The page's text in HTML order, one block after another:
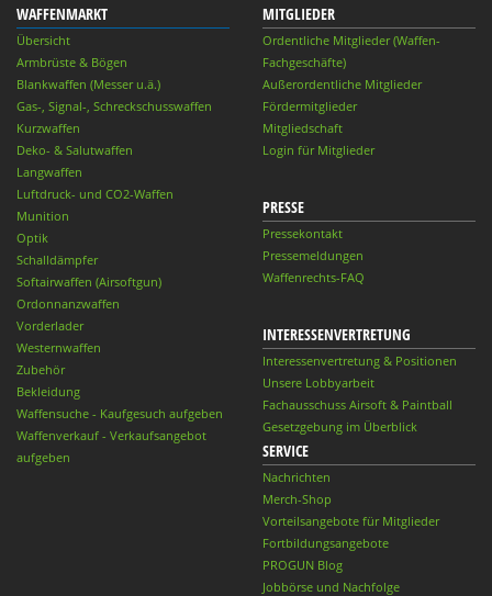
WAFFENMARKT
Übersicht
Armbrüste & Bögen
Blankwaffen (Messer u.ä.)
Gas-, Signal-, Schreckschusswaffen
Kurzwaffen
Deko- & Salutwaffen
Langwaffen
Luftdruck- und CO2-Waffen
Munition
Optik
Schalldämpfer
Softairwaffen (Airsoftgun)
Ordonnanzwaffen
Vorderlader
Westernwaffen
Zubehör
Bekleidung
Waffensuche - Kaufgesuch aufgeben
Waffenverkauf - Verkaufsangebot
aufgeben
MITGLIEDER
Ordentliche Mitglieder (Waffen-
Fachgeschäfte)
Außerordentliche Mitglieder
Fördermitglieder
Mitgliedschaft
Login für Mitglieder
PRESSE
Pressekontakt
Pressemeldungen
Waffenrechts-FAQ
INTERESSENVERTRETUNG
Interessenvertretung & Positionen
Unsere Lobbyarbeit
Fachausschuss Airsoft & Paintball
Gesetzgebung im Überblick
SERVICE
Nachrichten
Merch-Shop
Vorteilsangebote für Mitglieder
Fortbildungsangebote
PROGUN Blog
Jobbörse und Nachfolge